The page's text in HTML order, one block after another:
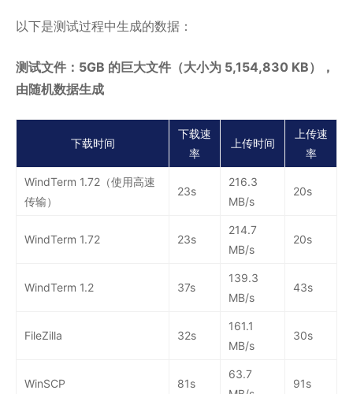
以下是测试过程中生成的数据：
测试文件：5GB 的巨大文件（大小为 5,154,830 KB），
由随机数据生成
下载时间
下载速
率
上传时间
上传速
率
WindTerm 1.72（使用高速
传输）
23s
216.3
MB/s
20s
WindTerm 1.72 23s
214.7
MB/s
20s
WindTerm 1.2 37s
139.3
MB/s
43s
FileZilla 32s
161.1
MB/s
30s
WinSCP 81s
63.7
91s